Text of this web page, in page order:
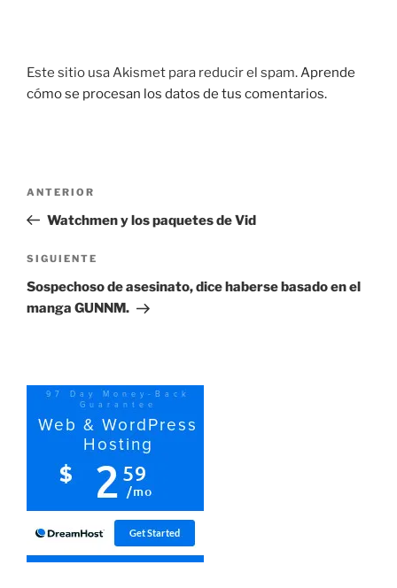
Este sitio usa Akismet para reducir el spam.Aprende
cómo se procesan los datos de tus comentarios.
entradas
Entrada
anterior:
ANTERIOR
Watchmen y los paquetes de Vid
Siguiente
entrada
SIGUIENTE
Sospechoso de asesinato, dice haberse basado en el
manga GUNNM.